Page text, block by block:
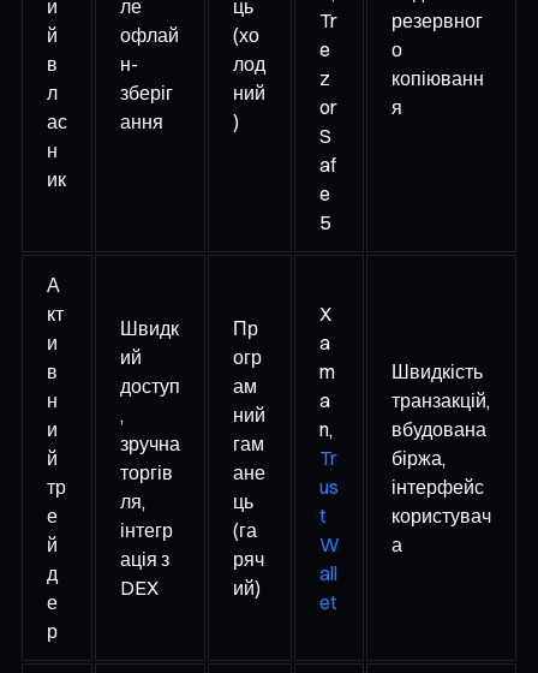
и
й
в
л
ас
н
ик
ле
офлай
н-
зберіг
ання
ць
(хо
лод
ний
)
Tr
e
z
or
S
af
e
5
резервног
о
копіюванн
я
А
кт
и
в
н
и
й
тр
е
й
д
е
р
Швидк
ий
доступ
,
зручна
торгів
ля,
інтегр
ація з
DEX
Пр
огр
ам
ний
гам
ане
ць
(га
ряч
ий)
X
a
m
a
n,
Tr
us
t
W
all
et
Швидкість
транзакцій,
вбудована
біржа,
інтерфейс
користувач
а